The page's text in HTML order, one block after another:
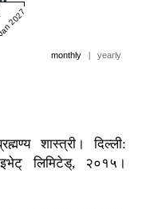
2027
monthly | yearly
शास्त्री। दिल्ली:
लिमिटेड्, २०१५।